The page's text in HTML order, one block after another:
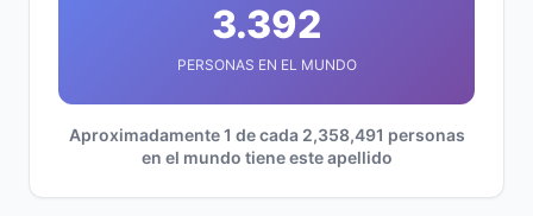
3.392
PERSONAS EN EL MUNDO
Aproximadamente 1 de cada 2,358,491 personas
en el mundo tiene este apellido